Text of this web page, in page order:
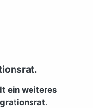
ein weiteres